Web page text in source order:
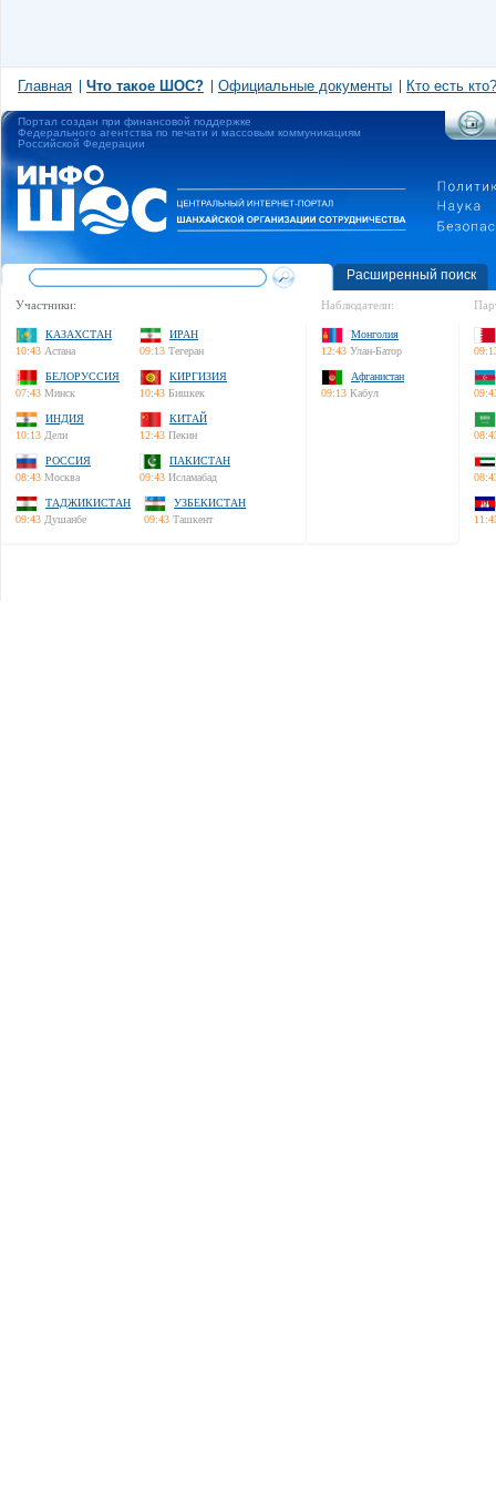
Главная Что такое ШОС? Официальные документы Кто есть кто?
Портал создан при финансовой поддержке
Федерального агентства по печати и массовым коммуникациям
Российской Федерации
Расширенный поиск
Участники:
КАЗАХСТАН
10:43 Астана
ИРАН
09:13 Тегеран
БЕЛОРУССИЯ
07:43 Минск
КИРГИЗИЯ
10:43 Бишкек
ИНДИЯ
10:13 Дели
КИТАЙ
12:43 Пекин
РОССИЯ
08:43 Москва
ПАКИСТАН
09:43 Исламабад
ТАДЖИКИСТАН
09:43 Душанбе
УЗБЕКИСТАН
09:43 Ташкент
Наблюдатели:
Монголия
12:43 Улан-Батор
Афганистан
09:13 Кабул